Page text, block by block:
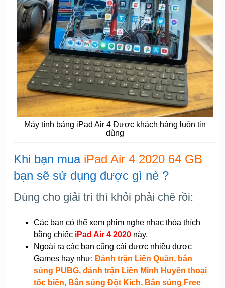
Máy tính bảng iPad Air 4 Được khách hàng luôn tin
dùng
Khi bạn mua iPad Air 4 2020 64 GB
bạn sẽ sử dụng được gì nè ?
Dùng cho giải trí thì khỏi phải chê rồi:
Các bạn có thể xem phim nghe nhạc thỏa thích
bằng chiếc iPad Air 4 2020này.
Ngoài ra các bạn cũng cài được nhiều được
Games hay như: Đánh trận Liên Quân, bắn
súng PUBG, đánh trận Liên Minh Huyền thoại
tốc biến, Bắn súng Đột Kích, Bắn súng Free